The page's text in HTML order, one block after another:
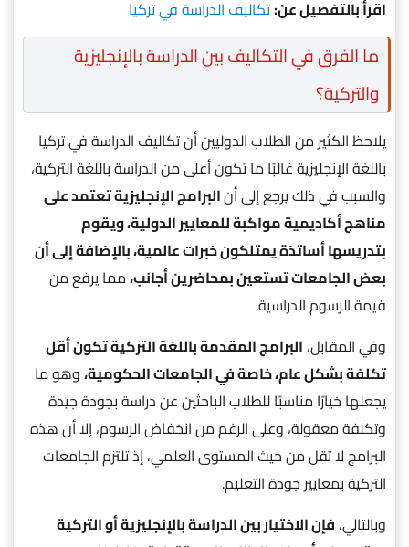
اقرأ بالتفصيل عن:تكاليف الدراسة في تركيا
ما الفرق في التكاليف بين الدراسة بالإنجليزية
والتركية؟
يلاحظ الكثير من الطلاب الدوليين أن تكاليف الدراسة في تركيا
باللغة الإنجليزية غالبًا ما تكون أعلى من الدراسة باللغة التركية،
والسبب في ذلك يرجع إلى أنالبرامج الإنجليزية تعتمد على
مناهج أكاديمية مواكبة للمعايير الدولية، ويقوم
بتدريسها أساتذة يمتلكون خبرات عالمية، بالإضافة إلى أن
بعض الجامعات تستعين بمحاضرين أجانب،مما يرفع من
قيمة الرسوم الدراسية.
وفي المقابل، البرامج المقدمة باللغة التركية تكون أقل
تكلفة بشكل عام، خاصة في الجامعات الحكومية،وهو ما
يجعلها خيارًا مناسبًا للطلاب الباحثين عن دراسة بجودة جيدة
وتكلفة معقولة، وعلى الرغم من انخفاض الرسوم، إلا أن هذه
البرامج لا تقل من حيث المستوى العلمي، إذ تلتزم الجامعات
التركية بمعايير جودة التعليم.
وبالتالي، فإن الاختيار بين الدراسة بالإنجليزية أو التركية